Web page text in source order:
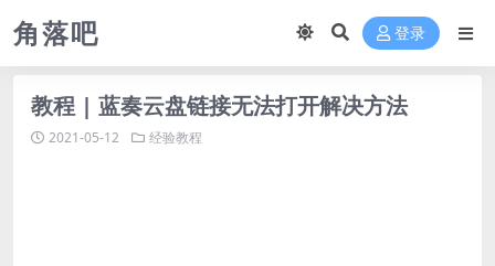
角落吧 登录
教程 | 蓝奏云盘链接无法打开解决方法
2021-05-12 经验教程